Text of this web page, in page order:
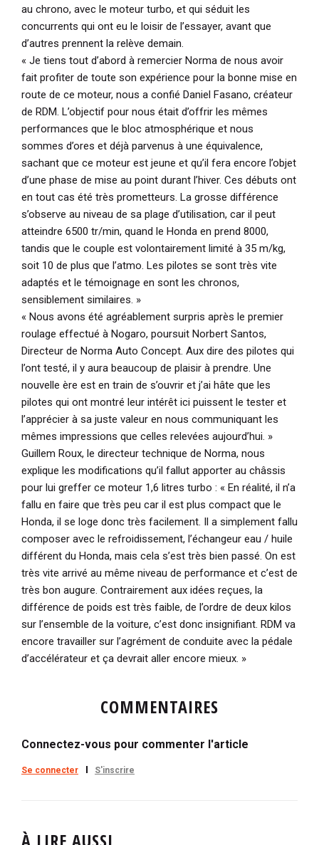
au chrono, avec le moteur turbo, et qui séduit les
concurrents qui ont eu le loisir de l’essayer, avant que
d’autres prennent la relève demain.
« Je tiens tout d’abord à remercier Norma de nous avoir
fait profiter de toute son expérience pour la bonne mise en
route de ce moteur, nous a confié Daniel Fasano, créateur
de RDM. L’objectif pour nous était d’offrir les mêmes
performances que le bloc atmosphérique et nous
sommes d’ores et déjà parvenus à une équivalence,
sachant que ce moteur est jeune et qu’il fera encore l’objet
d’une phase de mise au point durant l’hiver. Ces débuts ont
en tout cas été très prometteurs. La grosse différence
s’observe au niveau de sa plage d’utilisation, car il peut
atteindre 6500 tr/min, quand le Honda en prend 8000,
tandis que le couple est volontairement limité à 35 m/kg,
soit 10 de plus que l’atmo. Les pilotes se sont très vite
adaptés et le témoignage en sont les chronos,
sensiblement similaires. »
« Nous avons été agréablement surpris après le premier
roulage effectué à Nogaro, poursuit Norbert Santos,
Directeur de Norma Auto Concept. Aux dire des pilotes qui
l’ont testé, il y aura beaucoup de plaisir à prendre. Une
nouvelle ère est en train de s’ouvrir et j’ai hâte que les
pilotes qui ont montré leur intérêt ici puissent le tester et
l’apprécier à sa juste valeur en nous communiquant les
mêmes impressions que celles relevées aujourd’hui. »
Guillem Roux, le directeur technique de Norma, nous
explique les modifications qu’il fallut apporter au châssis
pour lui greffer ce moteur 1,6 litres turbo : « En réalité, il n’a
fallu en faire que très peu car il est plus compact que le
Honda, il se loge donc très facilement. Il a simplement fallu
composer avec le refroidissement, l’échangeur eau / huile
différent du Honda, mais cela s’est très bien passé. On est
très vite arrivé au même niveau de performance et c’est de
très bon augure. Contrairement aux idées reçues, la
différence de poids est très faible, de l’ordre de deux kilos
sur l’ensemble de la voiture, c’est donc insignifiant. RDM va
encore travailler sur l’agrément de conduite avec la pédale
d’accélérateur et ça devrait aller encore mieux. »
COMMENTAIRES
Connectez-vous pour commenter l'article
Se connecter S'inscrire